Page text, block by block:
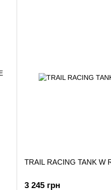
TRAIL RACING TANK W
3 245 грн